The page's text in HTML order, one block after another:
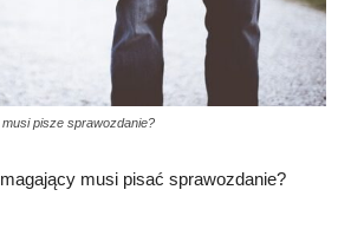
pisze sprawozdanie?
musi pisać sprawozdanie?